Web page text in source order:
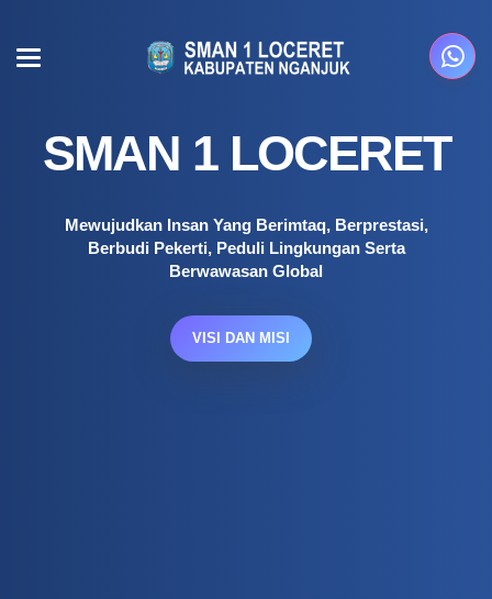
SMAN 1 LOCERET
Mewujudkan Insan Yang Berimtaq, Berprestasi,
Berbudi Pekerti, Peduli Lingkungan Serta
Berwawasan Global
VISI DAN MISI